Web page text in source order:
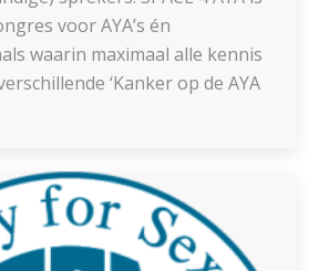
voor AYA’s én
waarin maximaal alle kennis
‘Kanker op de AYA